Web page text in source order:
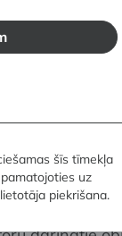
darbi.
Arvīda
ar 20. gs.
Kažas
60. gados
gados
šīs tīmekļa
uz
piekrišana.